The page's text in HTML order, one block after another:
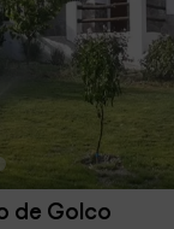
de Golco